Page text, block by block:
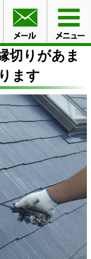
装、縁切りがあま
切りがあま
ます